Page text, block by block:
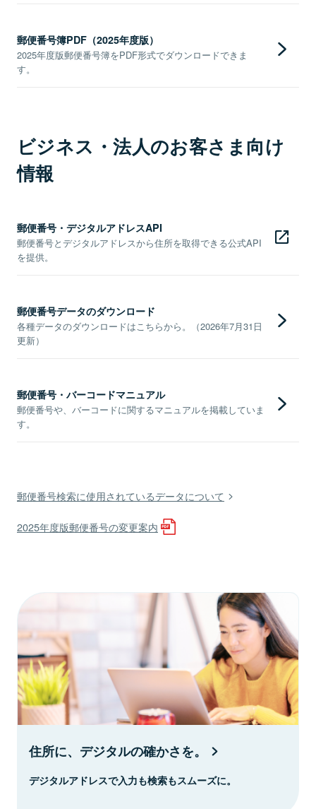
郵便番号簿PDF（2025年度版）
2025年度版郵便番号簿をPDF形式でダウンロードできま
す。
ビジネス・法人のお客さま向け
情報
郵便番号・デジタルアドレスAPI
郵便番号とデジタルアドレスから住所を取得できる公式API
を提供。
郵便番号データのダウンロード
各種データのダウンロードはこちらから。（2026年7月31日
更新）
郵便番号・バーコードマニュアル
郵便番号や、バーコードに関するマニュアルを掲載していま
す。
郵便番号検索に使用されているデータについて
2025年度版郵便番号の変更案内
住所に、デジタルの確かさを。
デジタルアドレスで入力も検索もスムーズに。